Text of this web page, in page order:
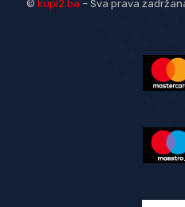
© kupi2.ba – Sva prava